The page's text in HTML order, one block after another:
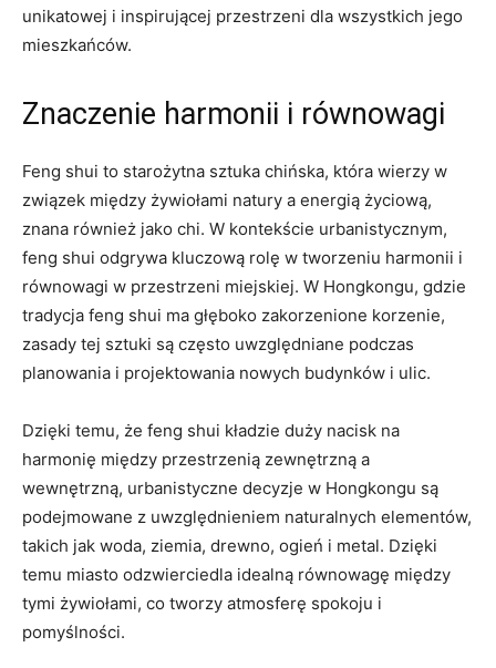
unikatowej i inspirującej przestrzeni dla wszystkich jego
mieszkańców.
Znaczenie harmonii i równowagi
Feng shui ‌to starożytna sztuka chińska, która wierzy w
związek między żywiołami natury a energią życiową,
znana​ również⁤ jako chi. W​ kontekście urbanistycznym,
feng shui odgrywa kluczową​ rolę w ⁢tworzeniu harmonii i
równowagi⁤ w przestrzeni miejskiej. W Hongkongu, gdzie
⁤tradycja feng shui ma‍ głęboko zakorzenione korzenie,
‌zasady‌ tej⁢ sztuki są często uwzględniane‌ podczas
planowania i ⁢projektowania nowych budynków i ulic.
Dzięki ⁤temu, że feng shui ‍kładzie duży nacisk na
harmonię ​między przestrzenią zewnętrzną a
wewnętrzną, urbanistyczne decyzje w Hongkongu są⁣
podejmowane​ z​ uwzględnieniem naturalnych ⁢elementów,
takich jak woda, ziemia, drewno, ogień i​ metal. Dzięki
temu miasto odzwierciedla idealną równowagę między
tymi żywiołami,⁣ co tworzy‍ atmosferę spokoju i
pomyślności.